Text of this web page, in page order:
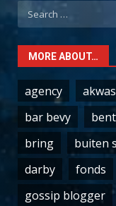
Search
for:
MORE ABOUT…
agency
bar bevy
bring
buiten
darby
fonds
gossip blogger